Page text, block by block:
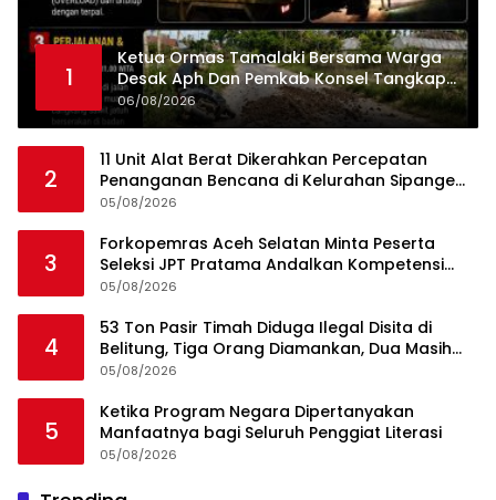
1
Ketua Ormas Tamalaki Bersama Warga
Desak Aph Dan Pemkab Konsel Tangkap
Pelaku Angkut Cangkang Sawit Overload,
Truk PT KAP Melintas Jalan Umum
06/08/2026
2
11 Unit Alat Berat Dikerahkan Percepatan
Penanganan Bencana di Kelurahan Sipange
Kecamatan Tukka
05/08/2026
3
Forkopemras Aceh Selatan Minta Peserta
Seleksi JPT Pratama Andalkan Kompetensi
dan Integritas, Bukan Kedekatan
05/08/2026
4
53 Ton Pasir Timah Diduga Ilegal Disita di
Belitung, Tiga Orang Diamankan, Dua Masih
Diburu
05/08/2026
5
Ketika Program Negara Dipertanyakan
Manfaatnya bagi Seluruh Penggiat Literasi
05/08/2026